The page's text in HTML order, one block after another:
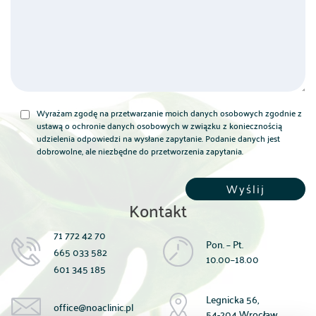
Wyrażam zgodę na przetwarzanie moich danych osobowych zgodnie z
ustawą o ochronie danych osobowych w związku z koniecznością
udzielenia odpowiedzi na wysłane zapytanie. Podanie danych jest
dobrowolne, ale niezbędne do przetworzenia zapytania.
Kontakt
71 772 42 70
665 033 582
601 345 185
Pon. – Pt.
10.00–18.00
office@noaclinic.pl
Legnicka 56,